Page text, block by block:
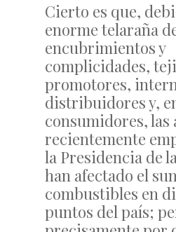
Cierto es que,
enorme telaraña
encubrimientos y
complicidades,
promotores,
distribuidores y,
consumidores, las
recientemente
la Presidencia de
han afectado el
combustibles en
puntos del país;